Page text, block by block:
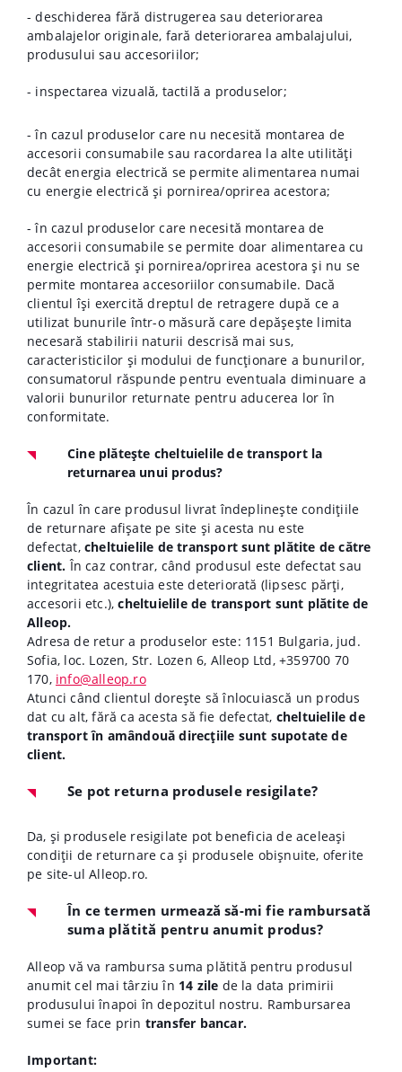
- deschiderea fără distrugerea sau deteriorarea
ambalajelor originale, fară deteriorarea ambalajului,
produsului sau accesoriilor;
- inspectarea vizuală, tactilă a produselor;
- în cazul produselor care nu necesită montarea de
accesorii consumabile sau racordarea la alte utilități
decât energia electrică se permite alimentarea numai
cu energie electrică și pornirea/oprirea acestora;
- în cazul produselor care necesită montarea de
accesorii consumabile se permite doar alimentarea cu
energie electrică și pornirea/oprirea acestora și nu se
permite montarea accesoriilor consumabile. Dacă
clientul își exercită dreptul de retragere după ce a
utilizat bunurile într-o măsură care depășește limita
necesară stabilirii naturii descrisă mai sus,
caracteristicilor și modului de funcționare a bunurilor,
consumatorul răspunde pentru eventuala diminuare a
valorii bunurilor returnate pentru aducerea lor în
conformitate.
Cine plătește cheltuielile de transport la
returnarea unui produs?
În cazul în care produsul livrat îndeplinește condițiile
de returnare afișate pe site și acesta nu este
defectat, cheltuielile de transport sunt plătite de către
client. În caz contrar, când produsul este defectat sau
integritatea acestuia este deteriorată (lipsesc părți,
accesorii etc.),cheltuielile de transport sunt plătite de
Alleop.
Adresa de retur a produselor este: 1151 Bulgaria, jud.
Sofia, loc. Lozen, Str. Lozen 6, Alleop Ltd, +359700 70
170, info@alleop.ro
Atunci când clientul dorește să înlocuiască un produs
dat cu alt, fără ca acesta să fie defectat, cheltuielile de
transport în amândouă direcțiile sunt supotate de
client.
Se pot returna produsele resigilate?
Da, și produsele resigilate pot beneficia de aceleași
condiții de returnare ca și produsele obișnuite, oferite
pe site-ul Alleop.ro.
În ce termen urmează să-mi fie rambursată
suma plătită pentru anumit produs?
Alleop vă va rambursa suma plătită pentru produsul
anumit cel mai târziu în 14 zile de la data primirii
produsului înapoi în depozitul nostru. Rambursarea
sumei se face prin transfer bancar.
Important: